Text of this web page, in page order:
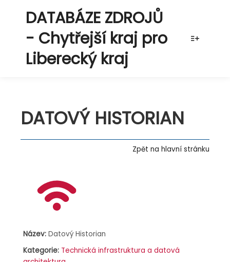
DATABÁZE ZDROJŮ
- Chytřejší kraj pro
Liberecký kraj
DATOVÝ HISTORIAN
Zpět na hlavní stránku
Název: Datový Historian
Kategorie: Technická infrastruktura a datová